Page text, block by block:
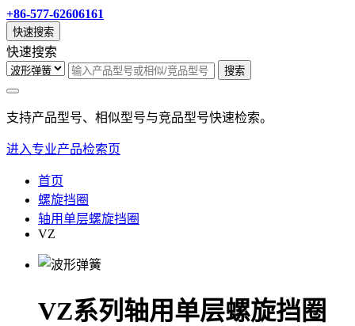
+86-577-62606161
快速搜索
快速搜索
搜索
支持产品型号、相似型号与竞品型号快速检索。
进入专业产品检索页
首页
螺旋挡圈
轴用单层螺旋挡圈
VZ
VZ系列轴用单层螺旋挡圈